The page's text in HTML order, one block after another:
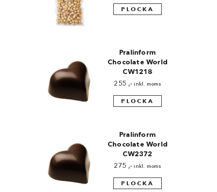
PLOCKA
Pralinform
Chocolate World
CW1218
255 ,- inkl. moms
PLOCKA
Pralinform
Chocolate World
CW2372
275 ,- inkl. moms
PLOCKA